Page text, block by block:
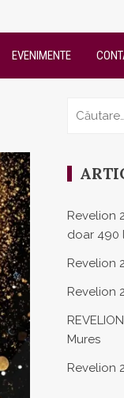
EVENIMENTE
Revelion
doar 490
Revelion
Revelion
Mures
Revelion